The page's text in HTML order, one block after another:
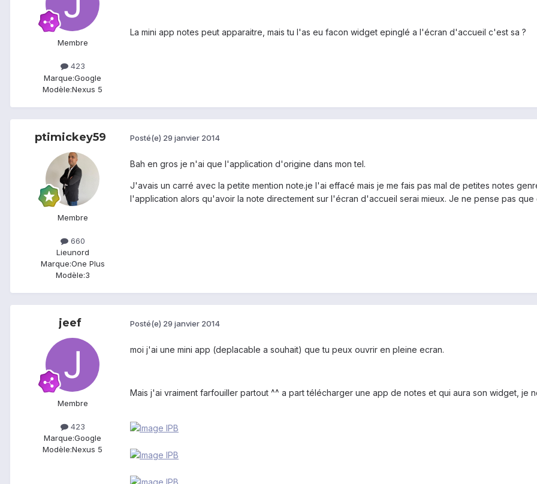
Membre
423
Marque:Google
Modèle:Nexus 5
La mini app notes peut apparaitre, mais tu l'as eu facon widget epinglé a l'écran d'accueil c'est sa ?
ptimickey59
Membre
660
Lieunord
Marque:One Plus
Modèle:3
Posté(e) 29 janvier 2014
Bah en gros je n'ai que l'application d'origine dans mon tel.
J'avais un carré avec la petite mention note.je l'ai effacé mais je me fais pas mal de petites notes
l'application alors qu'avoir la note directement sur l'écran d'accueil serai mieux. Je ne pense pas que
jeef
Membre
423
Marque:Google
Modèle:Nexus 5
Posté(e) 29 janvier 2014
moi j'ai une mini app (deplacable a souhait) que tu peux ouvrir en pleine ecran.
Mais j'ai vraiment farfouiller partout ^^ a part télécharger une app de notes et qui aura son widget, je